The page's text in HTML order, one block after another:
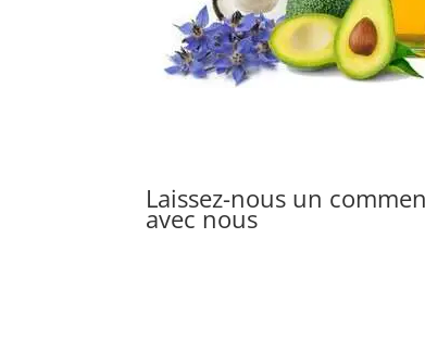
Laissez-nous un
avec nous